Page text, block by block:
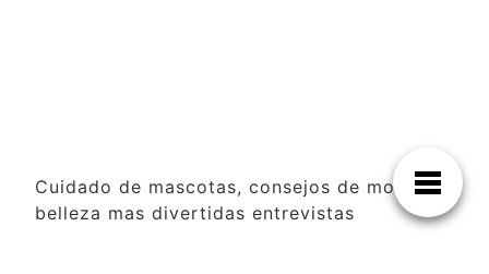
Cuidado de mascotas, consejos de moda y
belleza mas divertidas entrevistas